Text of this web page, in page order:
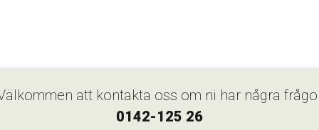
att kontakta oss om ni har några
0142-125 26